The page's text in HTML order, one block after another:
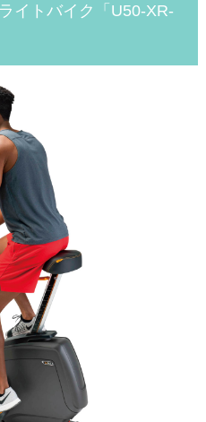
イトバイク「U50-XR-